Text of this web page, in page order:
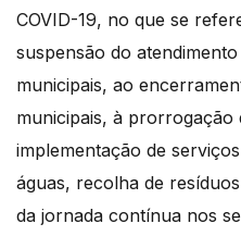
COVID-19, no que se
suspensão do
municipais, ao
municipais, à prorrogação
implementação de
águas, recolha de
da jornada contínua nos